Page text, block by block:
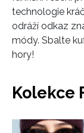
technologie
odráží odkaz
módy. Sbalte
hory!
Kolekce